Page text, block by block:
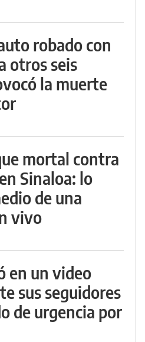
robado con
otros seis
la muerte
mortal contra
Sinaloa: lo
de una
vivo
en un video
sus seguidores
de urgencia por